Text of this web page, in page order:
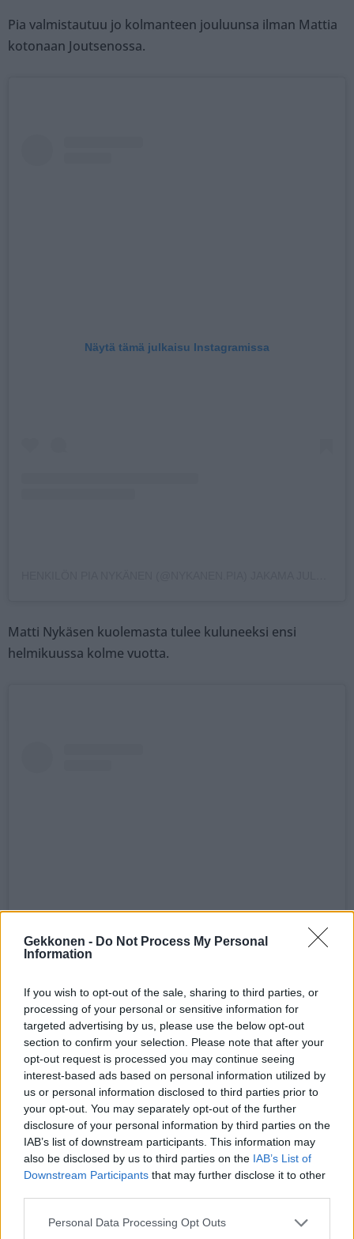
Gekkonen - Do Not Process My Personal
Information
If you wish to opt-out of the sale, sharing to third parties, or
processing of your personal or sensitive information for
targeted advertising by us, please use the below opt-out
section to confirm your selection. Please note that after your
opt-out request is processed you may continue seeing
interest-based ads based on personal information utilized by
us or personal information disclosed to third parties prior to
your opt-out. You may separately opt-out of the further
disclosure of your personal information by third parties on the
IAB’s list of downstream participants. This information may
also be disclosed by us to third parties on the IAB’s List of
Downstream Participants that may further disclose it to other
Personal Data Processing Opt Outs
Pia valmistautuu jo kolmanteen jouluunsa ilman Mattia
kotonaan Joutsenossa.
Näytä tämä julkaisu Instagramissa
Matti Nykäsen kuolemasta tulee kuluneeksi ensi
helmikuussa kolme vuotta.
Näytä tämä julkaisu Instagramissa
HENKILÖN PIA NYKÄNEN (@NYKANEN.PIA) JAKAMA JULKAISU